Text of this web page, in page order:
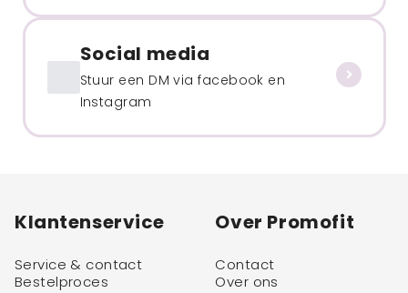
Social media
Stuur een DM via facebook en
Instagram
Klantenservice
Service & contact
Bestelproces
Over Promofit
Contact
Over ons